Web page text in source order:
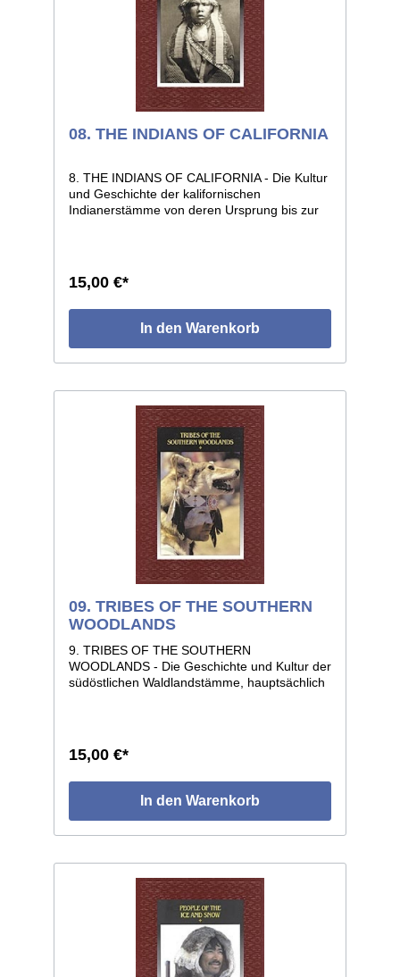
08. THE INDIANS OF CALIFORNIA
8. THE INDIANS OF CALIFORNIA - Die Kultur
und Geschichte der kalifornischen
Indianerstämme von deren Ursprung bis zur
15,00 €*
In den Warenkorb
09. TRIBES OF THE SOUTHERN
WOODLANDS
9. TRIBES OF THE SOUTHERN
WOODLANDS - Die Geschichte und Kultur der
südöstlichen Waldlandstämme, hauptsächlich
geprägter Kunstledereinband.
15,00 €*
In den Warenkorb